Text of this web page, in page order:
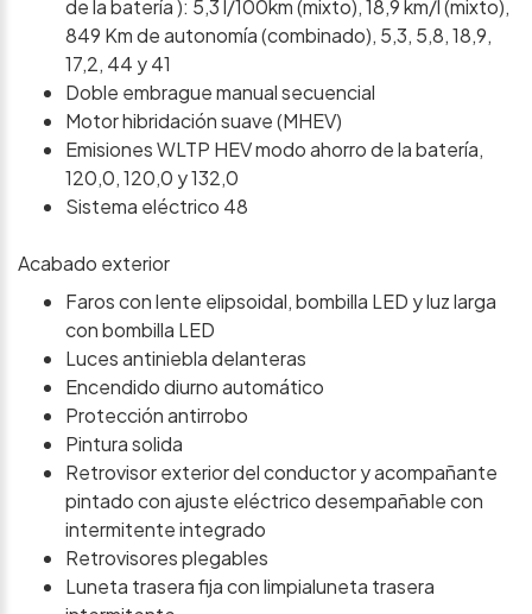
de la batería ): 5,3 l/100km (mixto), 18,9 km/l (mixto),
849 Km de autonomía (combinado), 5,3, 5,8, 18,9,
17,2, 44 y 41
Doble embrague manual secuencial
Motor hibridación suave (MHEV)
Emisiones WLTP HEV modo ahorro de la batería,
120,0, 120,0 y 132,0
Sistema eléctrico 48
Acabado exterior
Faros con lente elipsoidal, bombilla LED y luz larga
con bombilla LED
Luces antiniebla delanteras
Encendido diurno automático
Protección antirrobo
Pintura solida
Retrovisor exterior del conductor y acompañante
pintado con ajuste eléctrico desempañable con
intermitente integrado
Retrovisores plegables
Luneta trasera fija con limpialuneta trasera